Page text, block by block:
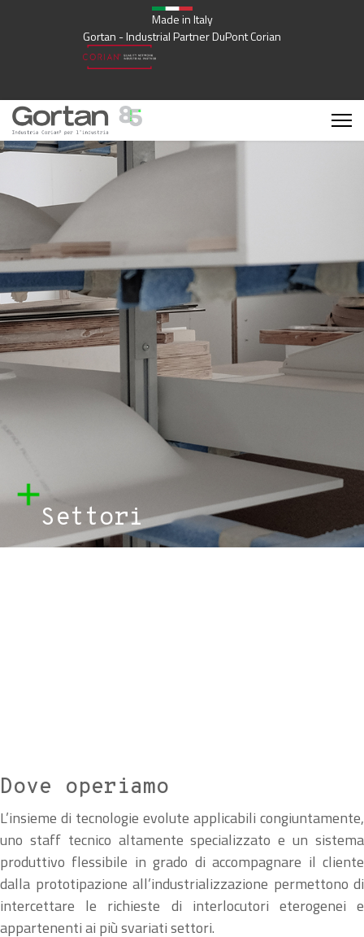
Made in Italy
Gortan - Industrial Partner DuPont Corian
Settori
Dove operiamo
L’insieme di tecnologie evolute applicabili congiuntamente,
uno staff tecnico altamente specializzato e un sistema
produttivo flessibile in grado di accompagnare il cliente
dalla prototipazione all’industrializzazione permettono di
intercettare le richieste di interlocutori eterogenei e
appartenenti ai più svariati settori.